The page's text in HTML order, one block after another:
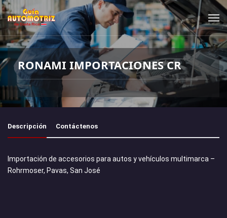
RONAMI IMPORTACIONES CR
Descripción Contáctenos
Importación de accesorios para autos y vehículos multimarca –
Rohrmoser, Pavas, San José